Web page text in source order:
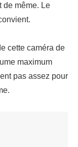
de même. Le
cette caméra de
maximum
pas assez pour